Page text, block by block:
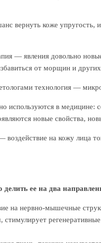
вернуть коже упругость,
— явления довольно
от морщин и
технология —
используются в медицине:
новые свойства,
воздействие на кожу лица
делить ее на два
на нервно-мышечные